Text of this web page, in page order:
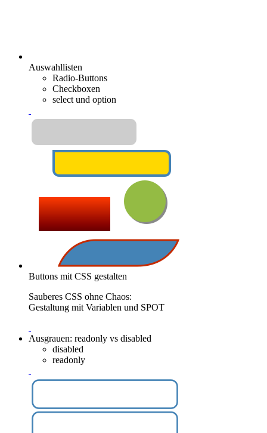
Auswahllisten
Radio-Buttons
Checkboxen
select und option
Buttons mit CSS gestalten
Sauberes CSS ohne Chaos:
Gestaltung mit Variablen und SPOT
Ausgrauen: readonly vs disabled
disabled
readonly